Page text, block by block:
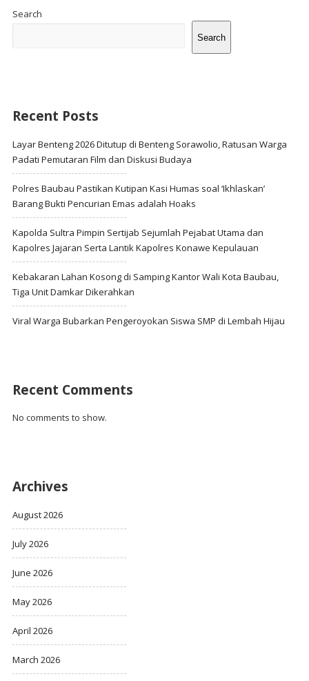
Search
Search
Recent Posts
Layar Benteng 2026 Ditutup di Benteng Sorawolio, Ratusan Warga
Padati Pemutaran Film dan Diskusi Budaya
Polres Baubau Pastikan Kutipan Kasi Humas soal ‘Ikhlaskan’
Barang Bukti Pencurian Emas adalah Hoaks
Kapolda Sultra Pimpin Sertijab Sejumlah Pejabat Utama dan
Kapolres Jajaran Serta Lantik Kapolres Konawe Kepulauan
Kebakaran Lahan Kosong di Samping Kantor Wali Kota Baubau,
Tiga Unit Damkar Dikerahkan
Viral Warga Bubarkan Pengeroyokan Siswa SMP di Lembah Hijau
Recent Comments
No comments to show.
Archives
August 2026
July 2026
June 2026
May 2026
April 2026
March 2026